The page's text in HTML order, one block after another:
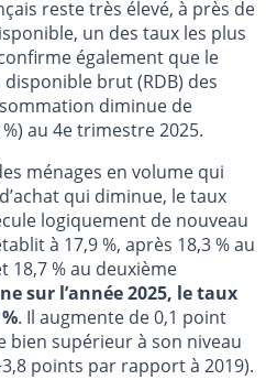
reste très élevé, à près de
un des taux les plus
confirme également que le
brut (RDB) des
diminue de
%) au 4e trimestre 2025.
ménages en volume qui
qui diminue, le taux
logiquement de nouveau
à 17,9 %, après 18,3 % au
% au deuxième
sur l’année 2025, le taux
. Il augmente de 0,1 point
bien supérieur à son niveau
points par rapport à 2019).